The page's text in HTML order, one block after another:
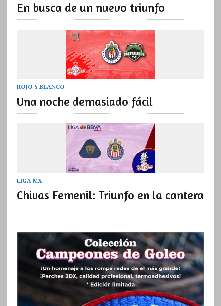
En busca de un nuevo triunfo
ROJO Y BLANCO
Una noche demasiado fácil
LIGA MX
Chivas Femenil: Triunfo en la cantera